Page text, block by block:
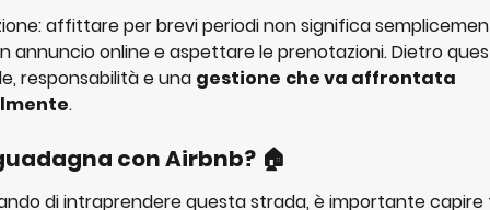
affittare per brevi periodi non significa
annuncio online e aspettare le prenotazioni. Dietro
responsabilità e una gestione che va affrontata
.
con Airbnb? 🏠
di intraprendere questa strada, è importante